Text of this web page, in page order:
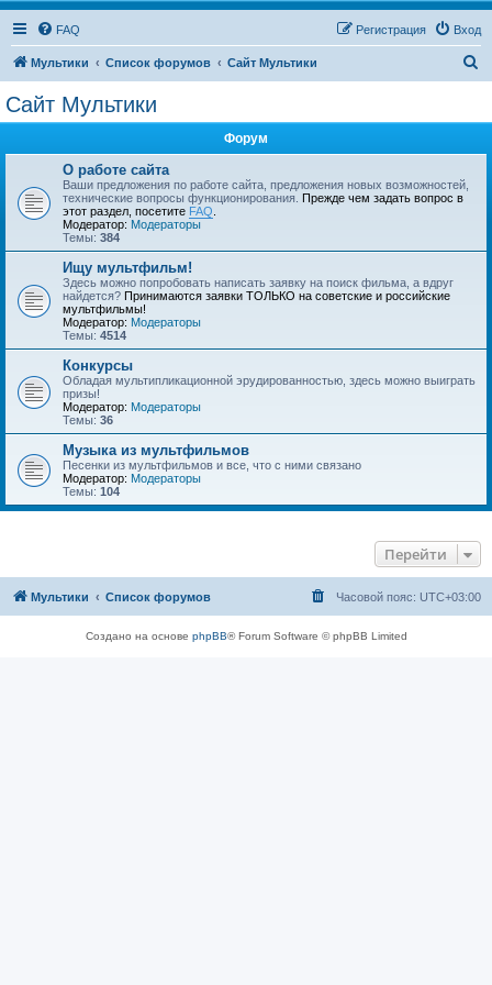
FAQ Вход
Регистрация
Мультики Список форумов Сайт Мультики
Сайт Мультики
Форум
О работе сайта
Ваши предложения по работе сайта, предложения новых возможностей,
технические вопросы функционирования. Прежде чем задать вопрос в
этот раздел, посетите FAQ
Модератор: Модераторы
Темы: 384
Ищу мультфильм!
Здесь можно попробовать написать заявку на поиск фильма, а вдруг
найдется? Принимаются заявки ТОЛЬКО на советские и российские
мультфильмы!
Модератор: Модераторы
Темы: 4514
Конкурсы
Обладая мультипликационной эрудированностью, здесь можно выиграть
призы!
Модератор: Модераторы
Темы: 36
Музыка из мультфильмов
Песенки из мультфильмов и все, что с ними связано
Модератор: Модераторы
Темы: 104
Перейти
Мультики Список форумов Часовой пояс: UTC+03:00
Создано на основе phpBB® Forum Software © phpBB Limited